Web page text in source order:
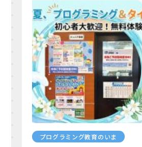
プログラミング教育のいま